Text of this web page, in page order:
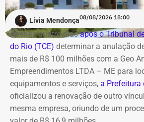
ações de compliance da companhia,
reforçou auditorias internas em
Casa Civil.
A empresa também destaca que não
blindados em sua frota própria, razão
pela locação dos veículos por meio
GSI.
Os veículos serão destinados
Lívia Mendonça08/08/2026 18:00
Apenas quatro diasapós o Tribunal
do Rio (TCE) determinar a anulação
mais de R$ 100 milhões com a Geo
Empreendimentos LTDA – ME para
equipamentos e serviços, a Prefeitura
oficializou a renovação de outro
mesma empresa, oriundo de um